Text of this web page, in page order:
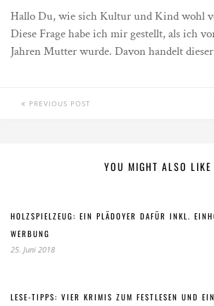
Hallo Du, wie sich Kultur und Kind wohl
Diese Frage habe ich mir gestellt, als ich
Jahren Mutter wurde. Davon handelt
PREVIOUS POST
YOU MIGHT ALSO LIKE
HOLZSPIELZEUG: EIN PLÄDOYER DAFÜR INKL.
WERBUNG
25. Juni 2018
LESE-TIPPS: VIER KRIMIS ZUM FESTLESEN UND